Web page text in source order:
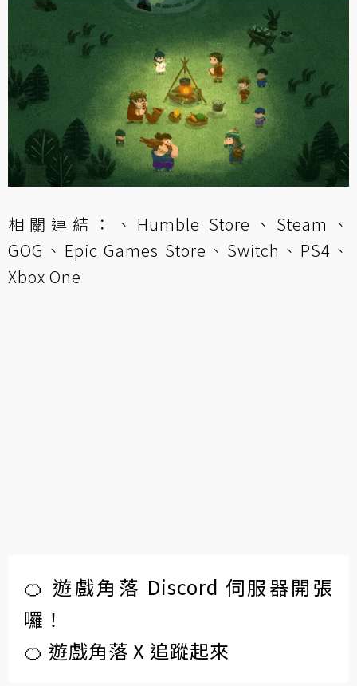
相關連結：、 Humble Store 、 Steam 、
GOG 、 Epic Games Store 、 Switch 、 PS4 、
Xbox One
🍊 遊戲角落 Discord 伺服器開張
囉！
🍊 遊戲角落 X 追蹤起來